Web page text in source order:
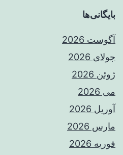
بایگانی‌ها
آگوست 2026
جولای 2026
ژوئن 2026
می 2026
آوریل 2026
مارس 2026
فوریه 2026